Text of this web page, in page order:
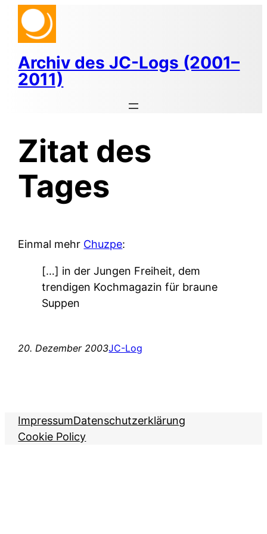
Zum
Inhalt
springen
Archiv des JC-Logs (2001–
2011)
Zitat des
Tages
Einmal mehr Chuzpe:
[…] in der Jungen Freiheit, dem
trendigen Kochmagazin für braune
Suppen
20. Dezember 2003JC-Log
ImpressumDatenschutzerklärung
Cookie Policy